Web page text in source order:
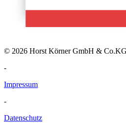
© 2026 Horst Körner GmbH & Co.KG
-
Impressum
-
Datenschutz